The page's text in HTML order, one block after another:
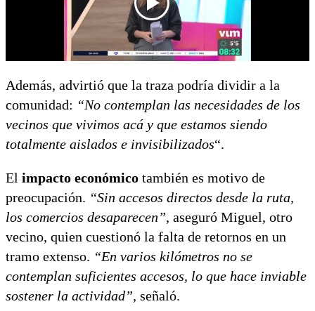
Además, advirtió que la traza podría dividir a la
comunidad: “No contemplan las necesidades de los
vecinos que vivimos acá y que estamos siendo
totalmente aislados e invisibilizados“.
El impacto económico también es motivo de
preocupación. “Sin accesos directos desde la ruta,
los comercios desaparecen”, aseguró Miguel, otro
vecino, quien cuestionó la falta de retornos en un
tramo extenso. “En varios kilómetros no se
contemplan suficientes accesos, lo que hace inviable
sostener la actividad”, señaló.